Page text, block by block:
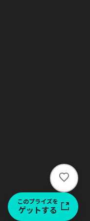
い
ね
このプライズを
ゲットする